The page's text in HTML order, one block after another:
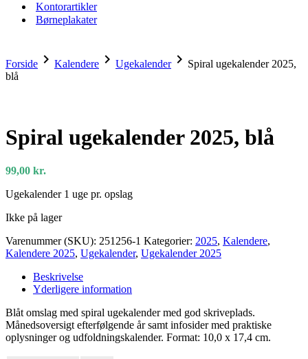
Kontorartikler
Børneplakater
Forside chevron_right Kalendere chevron_right Ugekalenderchevron_right Spiral ugekalender 2025,
blå
Spiral ugekalender 2025, blå
99,00 kr.
Ugekalender 1 uge pr. opslag
Ikke på lager
Varenummer (SKU): 251256-1 Kategorier: 2025, Kalendere,
Kalendere 2025, Ugekalender, Ugekalender 2025
Beskrivelse
Yderligere information
Blåt omslag med spiral ugekalender med god skriveplads.
Månedsoversigt efterfølgende år samt infosider med praktiske
oplysninger og udfoldningskalender. Format: 10,0 x 17,4 cm.